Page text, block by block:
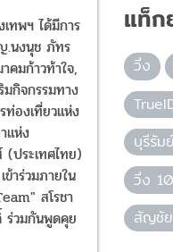
ทพฯ ได้มีการ
.นงนุช ภัทร
มก้าวท้าใจ,
กิจกรรมทาง
องเที่ยวแห่ง
แห่ง
ประเทศไทย)
าร่วมภายใน
สโรชา
วมกันพูดคุย
แท็
วิ่ง
บุรีรัม
วิ่ง
สัญชั